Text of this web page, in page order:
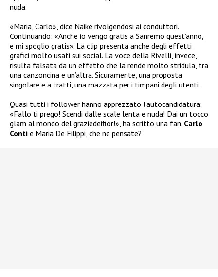
nuda.
«Maria, Carlo», dice Naike rivolgendosi ai conduttori.
Continuando: «Anche io vengo gratis a Sanremo quest’anno,
e mi spoglio gratis». La clip presenta anche degli effetti
grafici molto usati sui social. La voce della Rivelli, invece,
risulta falsata da un effetto che la rende molto stridula, tra
una canzoncina e un’altra. Sicuramente, una proposta
singolare e a tratti, una mazzata per i timpani degli utenti.
Quasi tutti i follower hanno apprezzato l’autocandidatura:
«Fallo ti prego! Scendi dalle scale lenta e nuda! Dai un tocco
glam al mondo del graziedeifior!», ha scritto una fan. Carlo
Conti e Maria De Filippi, che ne pensate?